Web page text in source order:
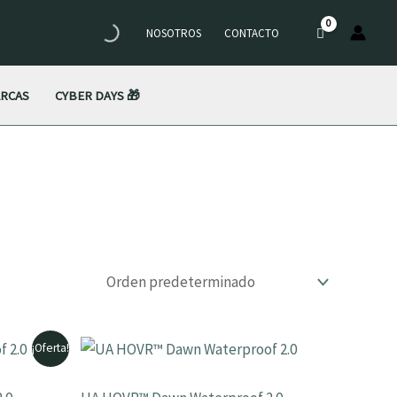
NOSOTROS CONTACTO
CYBER DAYS 🎁
¡Oferta!